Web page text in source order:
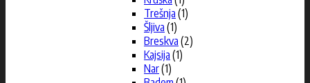
Trešnja (1)
Šljiva (1)
Breskva (2)
Kajsija (1)
Nar(1)